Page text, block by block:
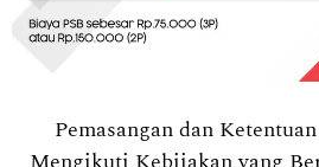
Pemasangan dan